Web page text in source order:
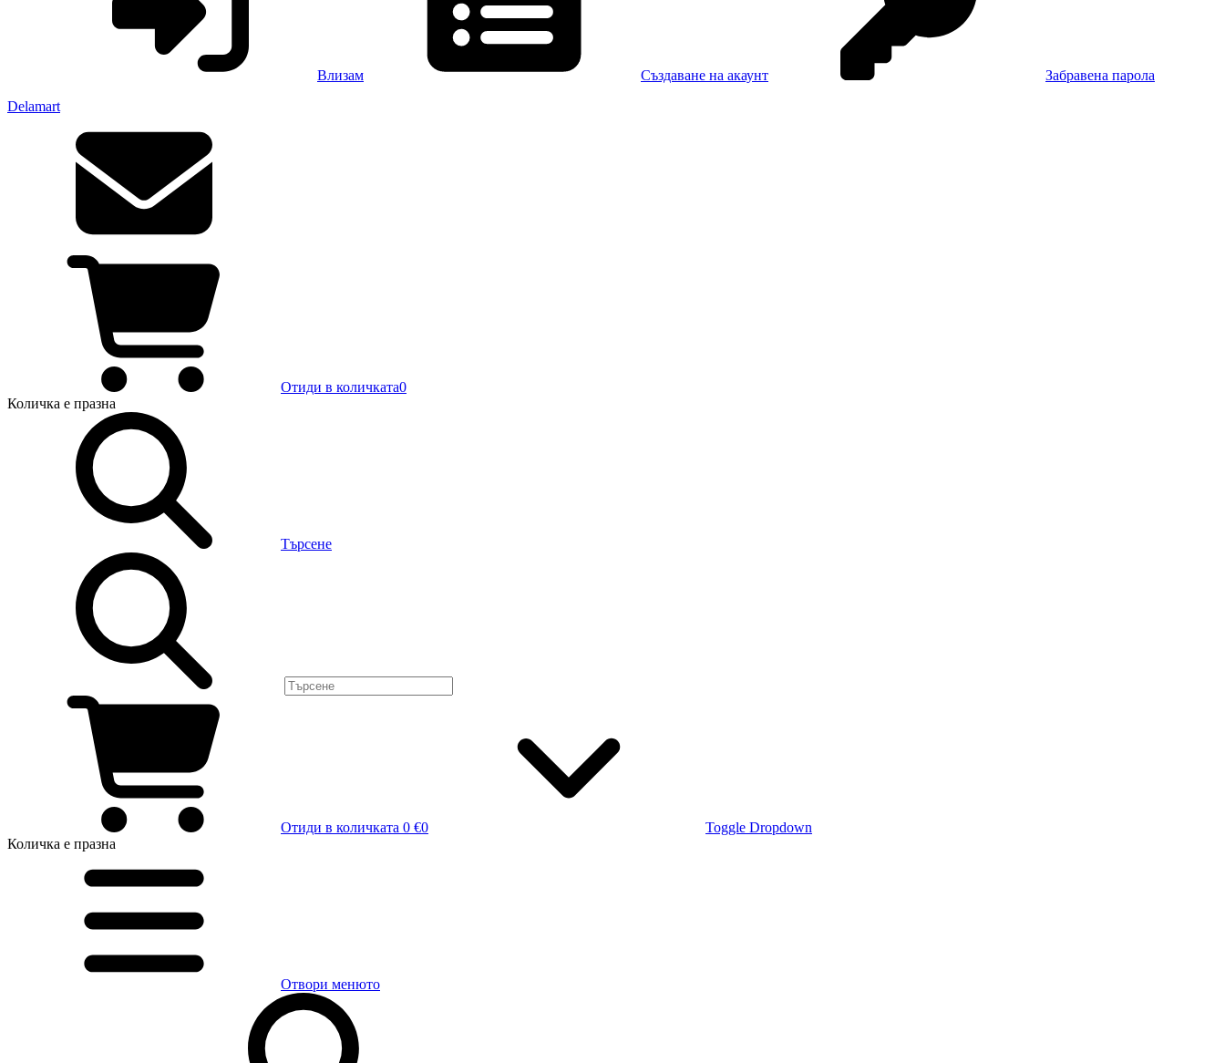
Влизам Създаване на акаунт
Забравена парола
Delamart
Отиди в количката0
Количка е празна
Търсене
Отиди в количката 0 €0
Toggle Dropdown
Количка е празна
Отвори менюто